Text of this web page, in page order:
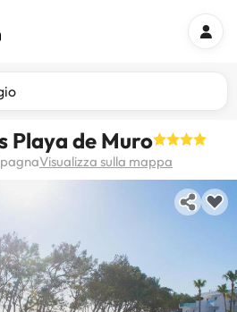
Playa de Muro
Visualizza sulla mappa